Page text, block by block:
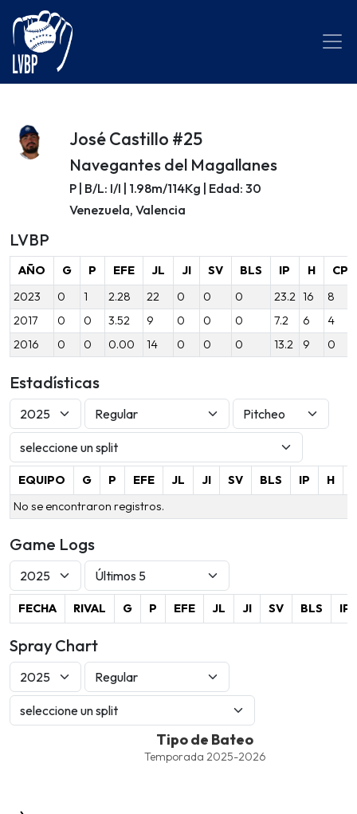
José Castillo #25
Navegantes del Magallanes
P | B/L: I/I | 1.98m/114Kg | Edad: 30
Venezuela, Valencia
LVBP
AÑO G P EFE JL JI SV BLS IP H
CP
2023
0 1 2.28 22 0 0 0 23.2 16
8
2017
0 0 3.52 9 0 0 0 7.2 6
4
2016
0 0 0.00 14 0 0 0 13.2 9 0
Estadísticas
EQUIPO G P EFE JL JI SV BLS IP H
No se encontraron registros.
Game Logs
FECHA RIVAL G P EFE JL JI SV BLS IP
Spray Chart
Tipo de Bateo
Temporada 2025-2026